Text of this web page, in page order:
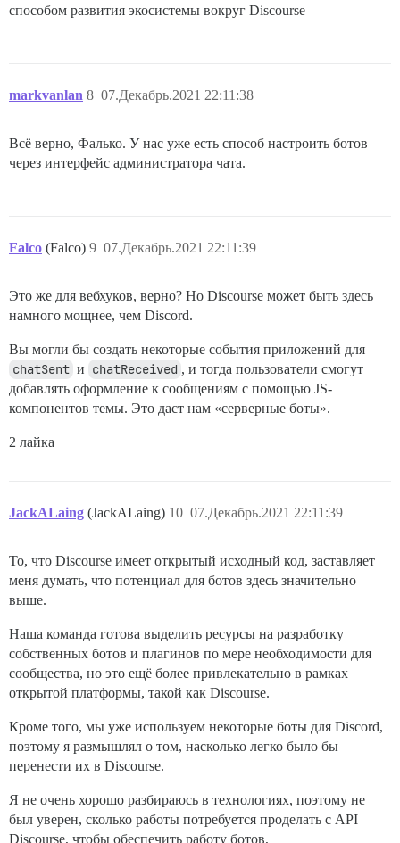
способом развития экосистемы вокруг Discourse
markvanlan 07.Декабрь.2021 22:11:38
8
Всё верно, Фалько. У нас уже есть способ настроить ботов
через интерфейс администратора чата.
Falco (Falco) 07.Декабрь.2021 22:11:39
9
Это же для вебхуков, верно? Но Discourse может быть здесь
намного мощнее, чем Discord.
Вы могли бы создать некоторые события приложений для
chatSent и chatReceived , и тогда пользователи смогут
добавлять оформление к сообщениям с помощью JS-
компонентов темы. Это даст нам «серверные боты».
2 лайка
JackALaing (JackALaing) 07.Декабрь.2021 22:11:39
10
То, что Discourse имеет открытый исходный код, заставляет
меня думать, что потенциал для ботов здесь значительно
выше.
Наша команда готова выделить ресурсы на разработку
собственных ботов и плагинов по мере необходимости для
сообщества, но это ещё более привлекательно в рамках
открытой платформы, такой как Discourse.
Кроме того, мы уже используем некоторые боты для Discord,
поэтому я размышлял о том, насколько легко было бы
перенести их в Discourse.
Я не очень хорошо разбираюсь в технологиях, поэтому не
был уверен, сколько работы потребуется проделать с API
Discourse, чтобы обеспечить работу ботов,